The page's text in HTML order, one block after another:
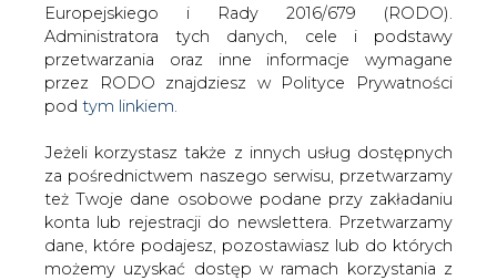
WŁĄCZ CIRE.TV
Europejskiego i Rady 2016/679 (RODO).
Administratora tych danych, cele i podstawy
przetwarzania oraz inne informacje wymagane
przez RODO znajdziesz w Polityce Prywatności
pod tym linkiem.
Jeżeli korzystasz także z innych usług dostępnych
za pośrednictwem naszego serwisu, przetwarzamy
też Twoje dane osobowe podane przy zakładaniu
konta lub rejestracji do newslettera. Przetwarzamy
dane, które podajesz, pozostawiasz lub do których
możemy uzyskać dostęp w ramach korzystania z
Strona główna
SERWIS INFORMACYJNY CIRE
/ Halemba znów pracuje